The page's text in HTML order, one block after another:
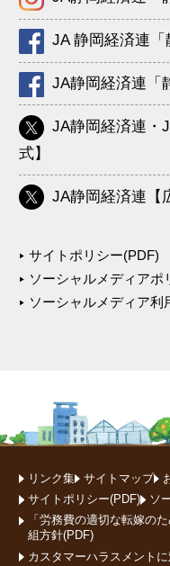
JA 静岡経済連「
JA静岡経済連「
JA静岡経済連・
式】
JA静岡経済連【
サイトポリシー(PDF)
ソーシャルメディアポ
ソーシャルメディア利
リンク集 サイトマップ
サイトポリシー(PDF)
ソ
「労務費の適切な転嫁の
組方針(PDF)
カスタマーハラスメント